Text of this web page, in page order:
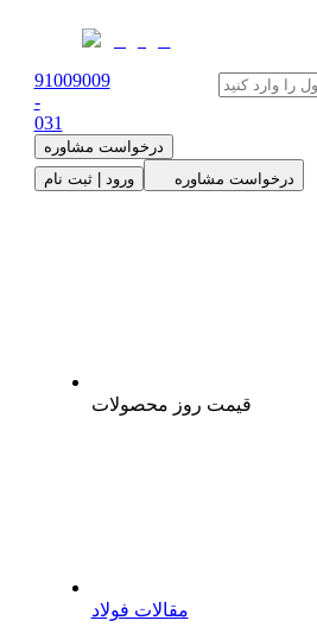
91009009
-
031
درخواست مشاوره
ورود | ثبت نام
درخواست مشاوره
قیمت روز محصولات
مقالات فولاد